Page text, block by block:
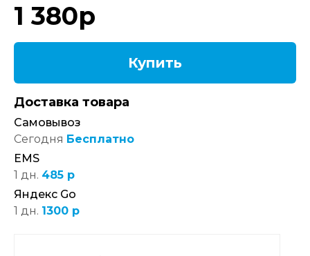
1 380р
Купить
Доставка товара
Самовывоз
Сегодня Бесплатно
EMS
1 дн. 485 р
Яндекс Go
1 дн. 1300 р